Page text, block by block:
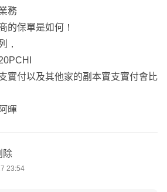
付額比較高、申訴率低、公司大比較
，請問有什麼建議嗎？
支，如果一定要買終身醫療可以考
更多
額沒多少
，其實最大的影響來至於服務人員身
未來整個保障規劃後續的很多問題，
務的熱忱與細心以及能了解保戶真正
保戶才更是重要。
想要的服務人員這個只有你自己知
務人員因為受限於只能販售自家商品
務
的保單是如何！
，
實付以及其他家的副本實支實付會比
暉
除
23:54